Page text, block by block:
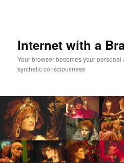
Internet with a
Your browser becomes your personal
synthetic consciousness